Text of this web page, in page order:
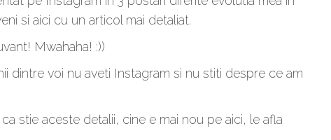
si aici cu un articol mai detaliat.
Mwahaha! :))
dintre voi nu aveti Instagram si nu stiti despre ce am
stie aceste detalii, cine e mai nou pe aici, le afla